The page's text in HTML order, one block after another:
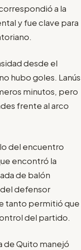
a la
y fue clave para
desde el
hubo goles. Lanús
minutos, pero
frente al arco
del encuentro
encontró la
de balón
defensor
tanto permitió que
del partido.
de Quito manejó